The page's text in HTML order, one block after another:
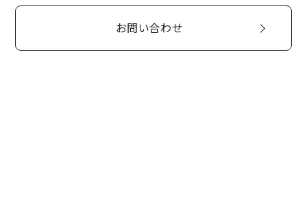
お問い合わせ